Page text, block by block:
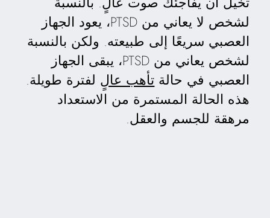
لشخص لا يعاني من PTSD، يعود الجهاز
العصبي سريعًا إلى طبيعته. ولكن بالنسبة
لشخص يعاني من PTSD، يبقى الجهاز
العصبي في حالة تأهب عالٍ لفترة طويلة.
هذه الحالة المستمرة من الاستعداد
مرهقة للجسم والعقل.